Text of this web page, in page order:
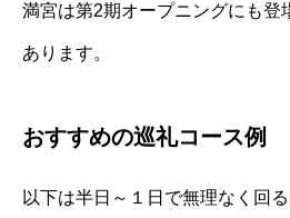
満宮は第2期オープニングにも登
あります。
おすすめの巡礼コース例
以下は半日～１日で無理なく回